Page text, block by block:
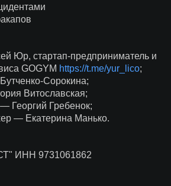
Юр, стартап-предприниматель и
GOGYM https://t.me/yur_lico;
Сорокина;
Витославская;
Георгий Гребенок;
— Екатерина Манько.
ИНН 9731061862